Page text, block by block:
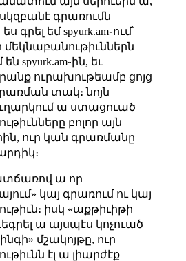
գրառումն
գրել եմ spyurk.am֊ում՝
spyurk.am֊ին, եւ
ուրախութեամբ ցոյց
տակ։ նոյն
ա ստացուած
բոլոր այն
ուր կան գրառմանը
ա որ
կայ գրառում ու կայ
իսկ «աքթիւիթի
ա այսպէս կոչուած
մշակոյթը, ուր
էլ ա լիարժէք